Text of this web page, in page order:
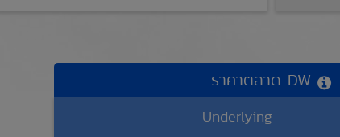
ราคาตลาด DW
Underlying